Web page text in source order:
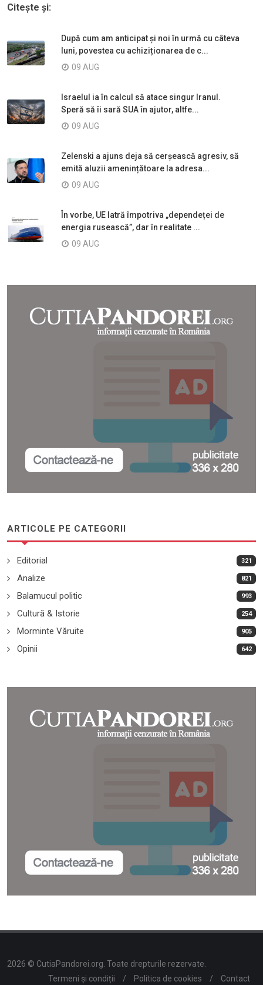
Citește și:
După cum am anticipat și noi în urmă cu câteva
luni, povestea cu achiziționarea de c...
09 AUG
Israelul ia în calcul să atace singur Iranul.
Speră să îi sară SUA în ajutor, altfe...
09 AUG
Zelenski a ajuns deja să cerșească agresiv, să
emită aluzii amenințătoare la adresa...
09 AUG
În vorbe, UE latră împotriva „dependeței de
energia rusească”, dar în realitate ...
09 AUG
ARTICOLE PE CATEGORII
Editorial 321
Analize 821
Balamucul politic 993
Cultură & Istorie 254
Morminte Văruite 905
Opinii 642
2026 © CutiaPandorei.org. Toate drepturile rezervate.
Termeni și condiții
/ Politica de cookies / Contact